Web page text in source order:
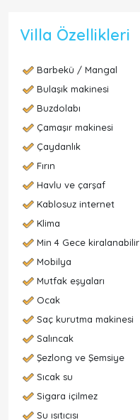
Villa Özellikleri
Barbekü / Mangal
Bulaşık makinesi
Buzdolabı
Çamaşır makinesi
Çaydanlık
Fırın
Havlu ve çarşaf
Kablosuz internet
Klima
Min 4 Gece kiralanabilir
Mobilya
Mutfak eşyaları
Ocak
Saç kurutma makinesi
Salıncak
Şezlong ve Şemsiye
Sıcak su
Sigara içilmez
Su ısıtıcısı